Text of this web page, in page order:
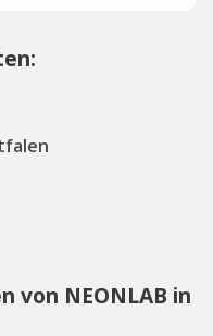
von NEONLAB in